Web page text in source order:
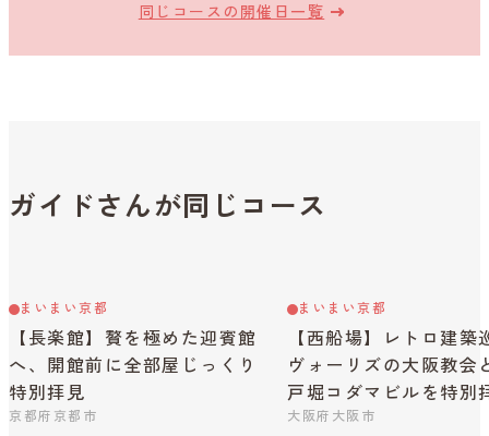
同じコースの開催日一覧
ガイドさんが同じコース
まいまい京都
【長楽館】贅を極めた迎賓館
へ、開館前に全部屋じっくり
特別拝見
京都府京都市
まいまい京都
【西船場】レトロ建築
ヴォーリズの大阪教会
戸堀コダマビルを特別
大阪府大阪市